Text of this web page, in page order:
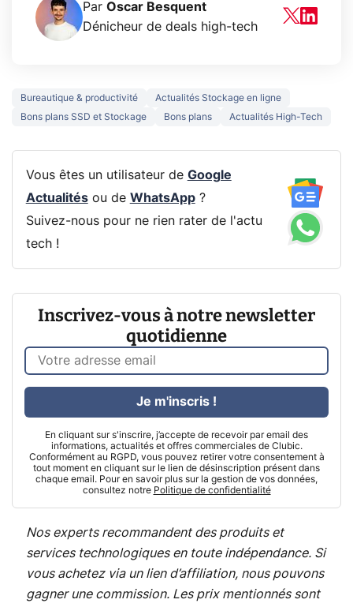
Par Oscar Besquent
Dénicheur de deals high-tech
Bureautique & productivité
Actualités Stockage en ligne
Bons plans SSD et Stockage
Bons plans Actualités High-Tech
Vous êtes un utilisateur de Google
Actualitésou de WhatsApp?
Suivez-nous pour ne rien rater de l'actu
tech !
Inscrivez-vous à notre newsletter
quotidienne
En cliquant sur s'inscrire, j’accepte de recevoir par email des
informations, actualités et offres commerciales de Clubic.
Conformément au RGPD, vous pouvez retirer votre consentement à
tout moment en cliquant sur le lien de désinscription présent dans
chaque email. Pour en savoir plus sur la gestion de vos données,
consultez notre Politique de confidentialité
Je m'inscris !
Nos experts recommandent des produits et
services technologiques en toute indépendance. Si
vous achetez via un lien d’affiliation, nous pouvons
gagner une commission. Les prix mentionnés sont